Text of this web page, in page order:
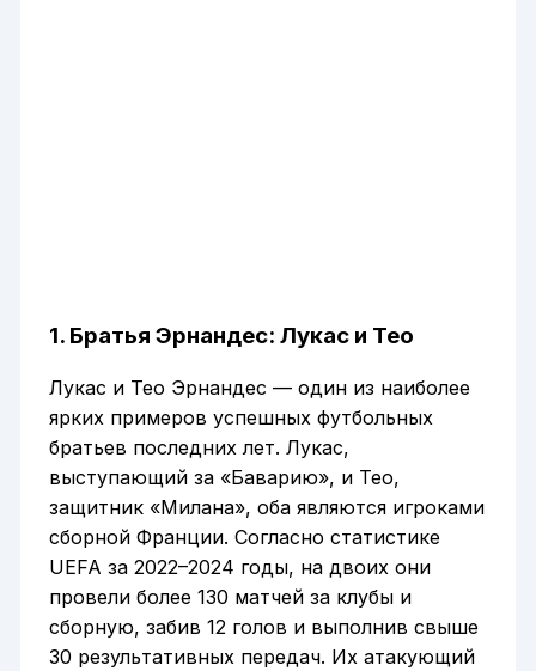
1. Братья Эрнандес: Лукас и Тео
Лукас и Тео Эрнандес — один из наиболее
ярких примеров успешных футбольных
братьев последних лет. Лукас,
выступающий за «Баварию», и Тео,
защитник «Милана», оба являются игроками
сборной Франции. Согласно статистике
UEFA за 2022–2024 годы, на двоих они
провели более 130 матчей за клубы и
сборную, забив 12 голов и выполнив свыше
30 результативных передач. Их атакующий